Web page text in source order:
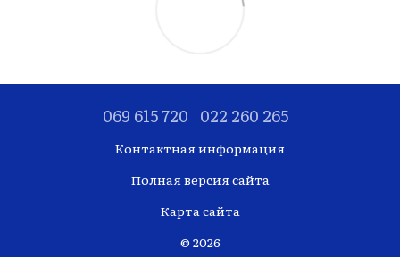
069 615 720 022 260 265
Контактная информация
Полная версия сайта
Карта сайта
© 2026